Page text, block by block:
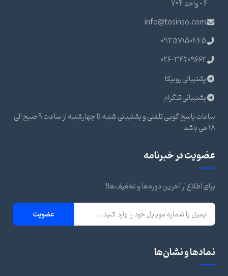
6 - واحد 704
info@tosinso.com
09357150445
026-34209662
پشتیبانی روبیکا
پشتیبانی تلگرام
ساعات پاسخ گویی تلفنی و پشتیبانی شنبه تا چهارشنبه از ساعت 9 صبح الی
18 می باشد
عضویت در خبرنامه
برای اطلاع از آخرین دوره‌ها و تخفیف‌ها!
عضویت
نمادها و نشان‌ها